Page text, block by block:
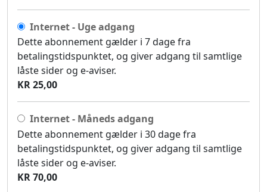
Internet - Uge adgang
Dette abonnement gælder i 7 dage fra
betalingstidspunktet, og giver adgang til samtlige
låste sider og e-aviser.
KR 25,00
Internet - Måneds adgang
Dette abonnement gælder i 30 dage fra
betalingstidspunktet, og giver adgang til samtlige
låste sider og e-aviser.
KR 70,00